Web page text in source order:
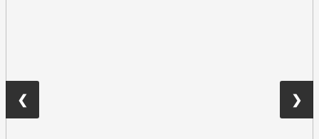
❮ ❯